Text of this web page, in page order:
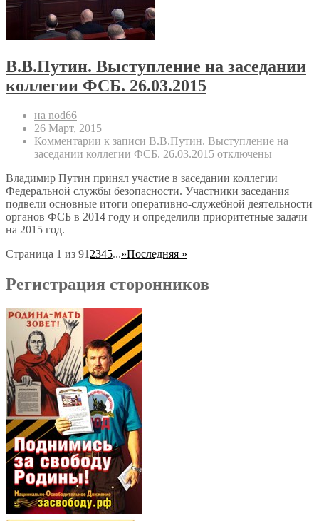
В.В.Путин. Выступление на заседании
коллегии ФСБ. 26.03.2015
на nod66
26 Март, 2015
Комментарии к записи В.В.Путин. Выступление на
заседании коллегии ФСБ. 26.03.2015 отключены
Владимир Путин принял участие в заседании коллегии
Федеральной службы безопасности. Участники заседания
подвели основные итоги оперативно-служебной деятельности
органов ФСБ в 2014 году и определили приоритетные задачи
на 2015 год.
Страница 1 из 912345...»Последняя »
Регистрация сторонников